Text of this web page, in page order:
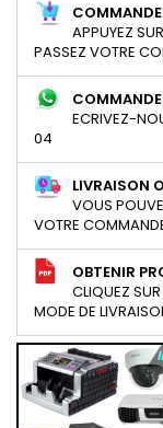
APPUYEZ
PASSEZ VOTRE
ECRIVEZ-
04
LIVRAISON
VOUS
VOTRE
OBTENIR
CLIQUEZ
MODE DE